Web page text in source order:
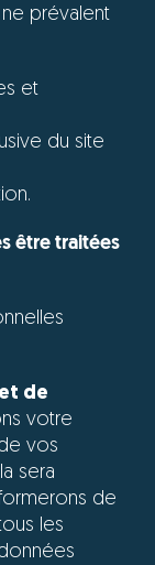
prévalent
et
du site
être traitées
de
votre
vos
sera
de
les
passe ?